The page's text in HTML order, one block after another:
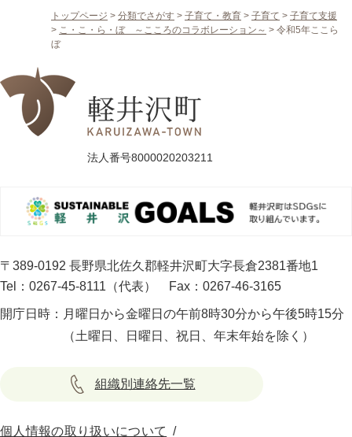
トップページ > 分類でさがす > 子育て・教育 > 子育て > 子育て支援
> こ・こ・ら・ぼ ～こころのコラボレーション～ > 令和5年ここら
ぼ
法人番号8000020203211
〒389-0192 長野県北佐久郡軽井沢町大字長倉2381番地1
Tel：0267-45-8111（代表）
Fax：0267-46-3165
開庁日時： 月曜日から金曜日の午前8時30分から午後5時15分
（土曜日、日曜日、祝日、年末年始を除く）
組織別連絡先一覧
個人情報の取り扱いについて